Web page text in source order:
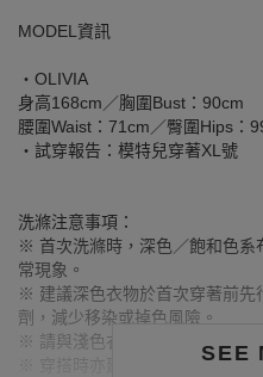
SEE
MODEL資訊
‧OLIVIA
身高168cm／胸圍Bust：90cm
腰圍Waist：71cm／臀圍Hips：
‧試穿報告：模特兒穿著XL號
洗滌注意事項：
※ 首次洗滌時，深色／飽和色系
常現象。
※ 建議深色衣物於首次穿著前先
劑，減少移染或掉色風險。
※ 請與淺色衣物分開洗滌，避免
※ 穿搭時亦建議避免與淺色配件